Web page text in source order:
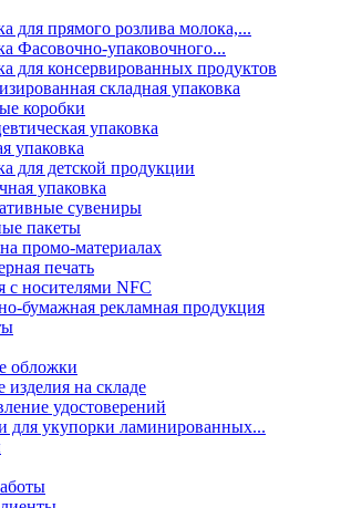
для прямого розлива молока,...
Фасовочно-упаковочного...
для консервированных продуктов
складная упаковка
коробки
упаковка
упаковка
для детской продукции
упаковка
сувениры
пакеты
промо-материалах
печать
с носителями NFC
бумажная рекламная продукция
обложки
изделия на складе
удостоверений
укупорки ламинированных...